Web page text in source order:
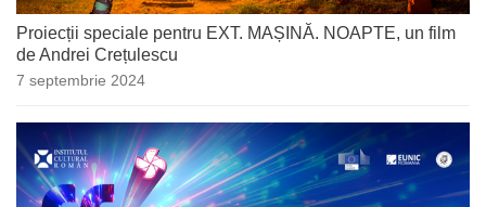
Proiecții speciale pentru EXT. MAȘINĂ. NOAPTE, un film
de Andrei Crețulescu
7 septembrie 2024